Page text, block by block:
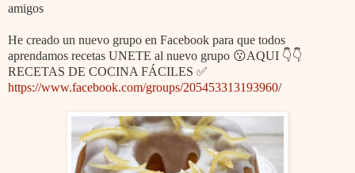
amigos
He creado un nuevo grupo en Facebook para que todos
aprendamos recetas UNETE al nuevo grupo 😗AQUI 👇👇
RECETAS DE COCINA FÁCILES ✅
https://www.facebook.com/groups/205453313193960/